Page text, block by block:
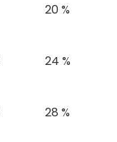
20 %
24 %
28 %